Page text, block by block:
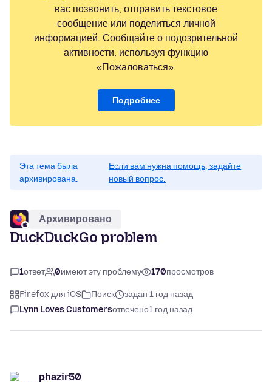
вас позвонить, отправить текстовое
сообщение или поделиться личной
информацией. Сообщайте о подозрительной
активности, используя функцию
«Пожаловаться».
Подробнее
Эта тема была
архивирована.
Если вам нужна помощь, задайте
новый вопрос.
Архивировано
DuckDuckGo problem
1ответ 0имеют эту проблему 170просмотров
Firefox для iOS Поиск
задан 1 год назад
Lynn Loves Customersотвечено1 год назад
phazir50